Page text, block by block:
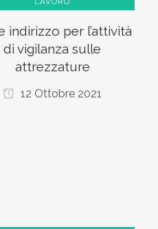
indirizzo per l’attività
di vigilanza sulle
attrezzature
12 Ottobre 2021